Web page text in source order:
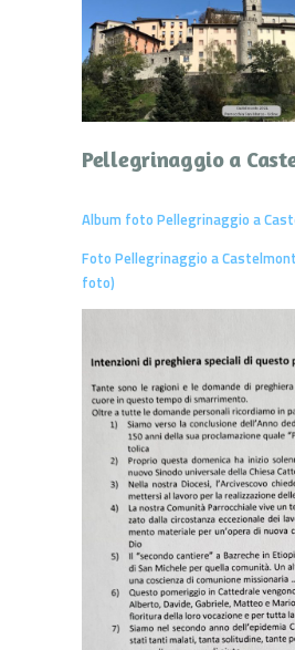
Pellegrinaggio a
Album foto Pellegrinaggio a
Foto Pellegrinaggio a
foto)